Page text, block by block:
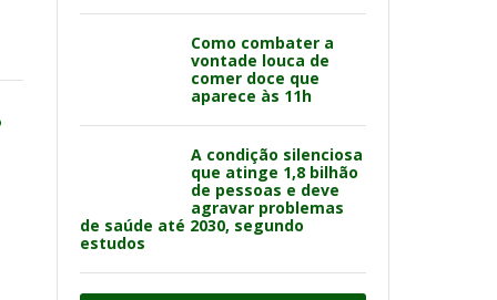
Como combater a
vontade louca de
comer doce que
aparece às 11h
A condição silenciosa
que atinge 1,8 bilhão
de pessoas e deve
agravar problemas
de saúde até 2030, segundo
estudos